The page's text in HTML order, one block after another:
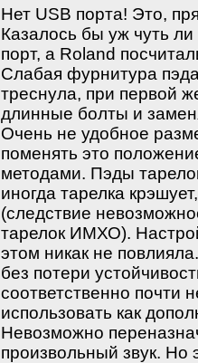
Нет USB порта! Это,
Казалось бы уж чуть
порт, а Roland
Слабая фурнитура
треснула, при первой
длинные болты и
Очень не удобное
поменять это
методами. Пэды
иногда тарелка
(следствие
тарелок ИМХО).
этом никак не
без потери
соответственно почти
использовать как
Невозможно
произвольный звук. Но